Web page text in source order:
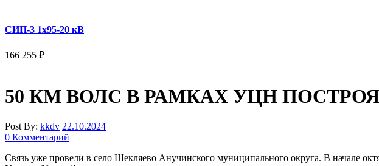
СИП-3 1x95-20 кВ
166 255 ₽
50 КМ ВОЛС В РАМКАХ УЦН
Post By: kkdv 22.10.2024
0 Комментарий
Связь уже провели в село Шекляево Анучинского муниципального округа. В начале